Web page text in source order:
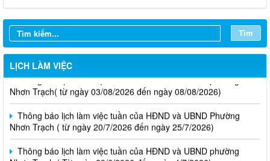
Tìm
LỊCH LÀM VIỆC
Thông báo lịch làm việc tuần của HĐND và UBND phường
Nhơn Trạch( từ ngày 03/08/2026 đến ngày 08/08/2026)
Thông báo lịch làm việc tuần của HĐND và UBND Phường
Nhơn Trạch ( từ ngày 20/7/2026 đến ngày 25/7/2026)
Thông báo lịch làm việc tuần của HĐND và UBND phường
Nhơn Trạch ( Từ ngày 29/6/2026 đến ngày 4/7/2026)